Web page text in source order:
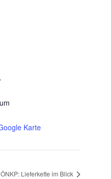
Karte
ÖNKP: Lieferkette im Blick